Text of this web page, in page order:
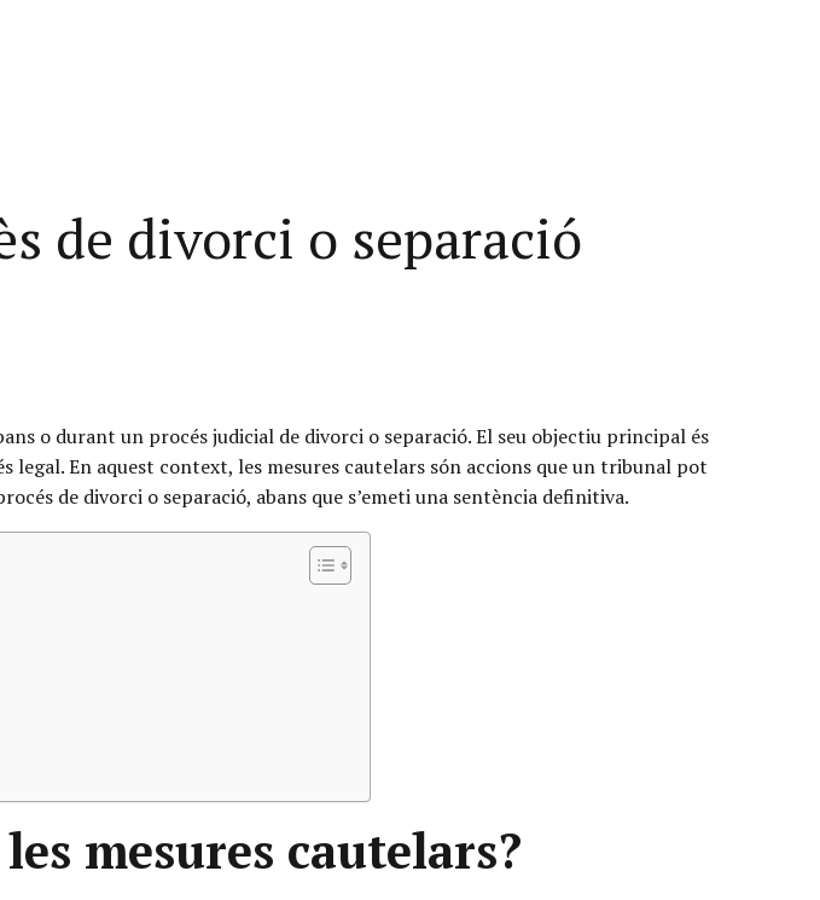
de divorci o separació
o durant un procés judicial de divorci o separació. El seu objectiu principal és
En aquest context, les mesures cautelars són accions que un tribunal pot
de divorci o separació, abans que s’emeti una sentència definitiva.
mesures cautelars?